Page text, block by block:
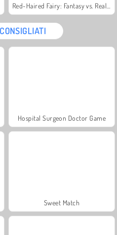
Hospital Surgeon Doctor Game
Sweet Match